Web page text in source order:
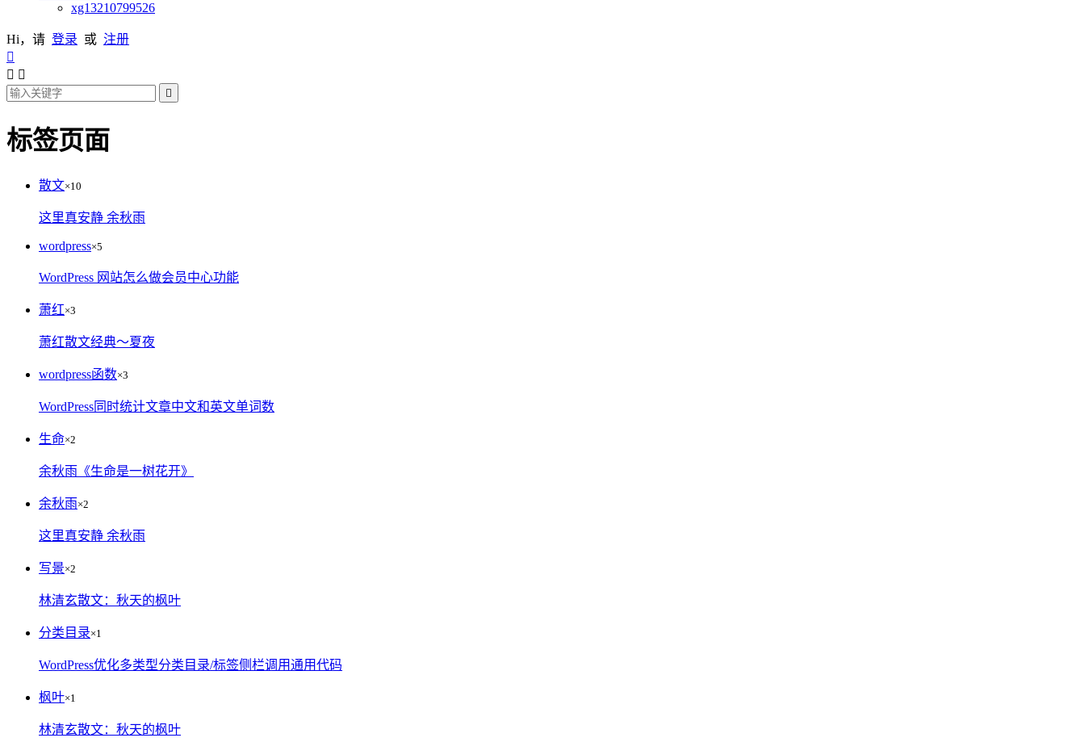
xg13210799526
Hi，请 登录 或 注册

 

标签页面
散文×10
这里真安静 余秋雨
wordpress×5
WordPress 网站怎么做会员中心功能
萧红×3
萧红散文经典～夏夜
wordpress函数×3
WordPress同时统计文章中文和英文单词数
生命×2
余秋雨《生命是一树花开》
余秋雨×2
这里真安静 余秋雨
写景×2
林清玄散文：秋天的枫叶
分类目录×1
WordPress优化多类型分类目录/标签侧栏调用通用代码
枫叶×1
林清玄散文：秋天的枫叶